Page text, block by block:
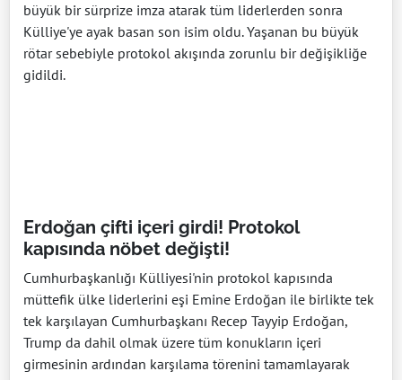
büyük bir sürprize imza atarak tüm liderlerden sonra
Külliye'ye ayak basan son isim oldu. Yaşanan bu büyük
rötar sebebiyle protokol akışında zorunlu bir değişikliğe
gidildi.
Erdoğan çifti içeri girdi! Protokol
kapısında nöbet değişti!
Cumhurbaşkanlığı Külliyesi'nin protokol kapısında
müttefik ülke liderlerini eşi Emine Erdoğan ile birlikte tek
tek karşılayan Cumhurbaşkanı Recep Tayyip Erdoğan,
Trump da dahil olmak üzere tüm konukların içeri
girmesinin ardından karşılama törenini tamamlayarak